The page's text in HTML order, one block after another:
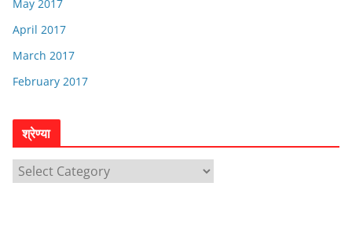
May 2017
April 2017
March 2017
February 2017
श्रेण्या
श्रे